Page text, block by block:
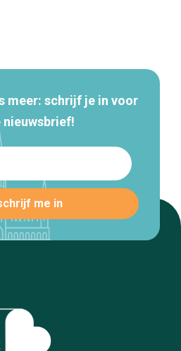
meer: schrijf je in voor
nieuwsbrief!